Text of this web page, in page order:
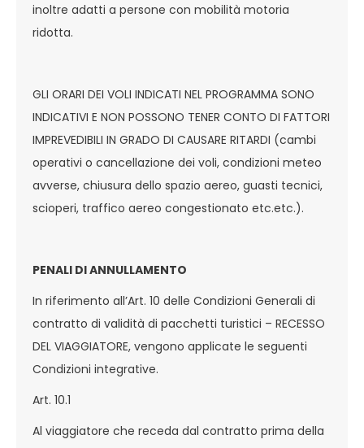
inoltre adatti a persone con mobilità motoria
ridotta.
GLI ORARI DEI VOLI INDICATI NEL PROGRAMMA SONO
INDICATIVI E NON POSSONO TENER CONTO DI FATTORI
IMPREVEDIBILI IN GRADO DI CAUSARE RITARDI (cambi
operativi o cancellazione dei voli, condizioni meteo
avverse, chiusura dello spazio aereo, guasti tecnici,
scioperi, traffico aereo congestionato etc.etc.).
PENALI DI ANNULLAMENTO
In riferimento all’Art. 10 delle Condizioni Generali di
contratto di validità di pacchetti turistici – RECESSO
DEL VIAGGIATORE, vengono applicate le seguenti
Condizioni integrative.
Art. 10.1
Al viaggiatore che receda dal contratto prima della